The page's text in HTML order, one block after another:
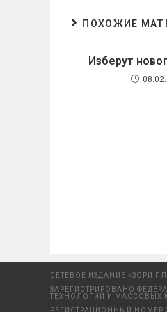
ПОХОЖИЕ
Изберут
СЕТЕВОЕ ИЗДАНИЕ «ЗОРИ
ЗАРЕГИСТРИРОВАНО
ТЕХНОЛОГИЙ И